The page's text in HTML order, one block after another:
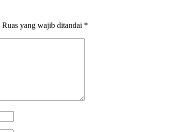
Ruas yang wajib ditandai *